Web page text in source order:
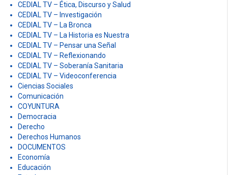
CEDIAL TV – Ética, Discurso y Salud
CEDIAL TV – Investigación
CEDIAL TV – La Bronca
CEDIAL TV – La Historia es Nuestra
CEDIAL TV – Pensar una Señal
CEDIAL TV – Reflexionando
CEDIAL TV – Soberanía Sanitaria
CEDIAL TV – Videoconferencia
Ciencias Sociales
Comunicación
COYUNTURA
Democracia
Derecho
Derechos Humanos
DOCUMENTOS
Economía
Educación